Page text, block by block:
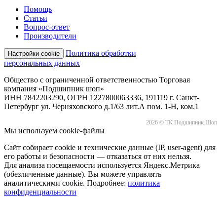
Помощь
Статьи
Вопрос-ответ
Производители
Настройки cookie
Политика обработки
персональных данных
Общество с ограниченной ответственностью Торговая
компания «Подшипник шоп»
ИНН 7842203290, ОГРН 1227800063336, 191119 г. Санкт-
Петербург ул. Черняховского д.1/63 лит.А пом. 1-Н, ком.1
2026 © ТК Подшипник Шоп
Мы используем cookie-файлы
Сайт собирает cookie и технические данные (IP, user-agent) для
его работы и безопасности — отказаться от них нельзя.
Для анализа посещаемости используется Яндекс.Метрика
(обезличенные данные). Вы можете управлять
аналитическими cookie. Подробнее: политика
конфиденциальности